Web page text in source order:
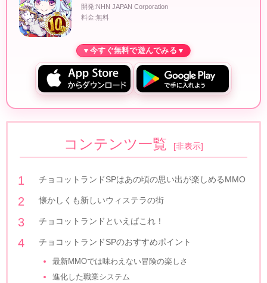
開発:NHN JAPAN Corporation
料金:無料
コンテンツ一覧 [非表示]
チョコットランドSPはあの頃の思い出が楽しめるMMO
懐かしくも新しいウィステラの街
チョコットランドといえばこれ！
チョコットランドSPのおすすめポイント
最新MMOでは味わえない冒険の楽しさ
進化した職業システム